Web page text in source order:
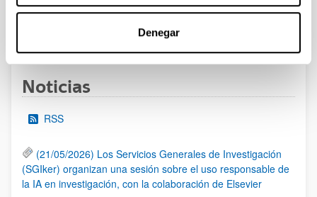
Denegar
Páginas intermedias Use TAB para
PáginaPágina
10 11
Noticias
RSS
(21/05/2026) Los Servicios Generales de Investigación
(SGIker) organizan una sesión sobre el uso responsable de
la IA en investigación, con la colaboración de Elsevier